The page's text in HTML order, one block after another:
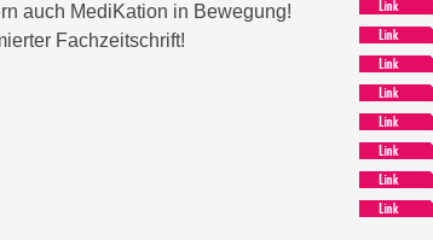
auch MediKation in Bewegung!
Fachzeitschrift!